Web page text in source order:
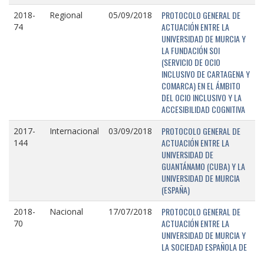
2018-
74
Regional 05/09/2018
PROTOCOLO GENERAL DE
ACTUACIÓN ENTRE LA
UNIVERSIDAD DE MURCIA Y
LA FUNDACIÓN SOI
(SERVICIO DE OCIO
INCLUSIVO DE CARTAGENA Y
COMARCA) EN EL ÁMBITO
DEL OCIO INCLUSIVO Y LA
ACCESIBILIDAD COGNITIVA
2017-
144
Internacional 03/09/2018
PROTOCOLO GENERAL DE
ACTUACIÓN ENTRE LA
UNIVERSIDAD DE
GUANTÁNAMO (CUBA) Y LA
UNIVERSIDAD DE MURCIA
(ESPAÑA)
2018-
70
Nacional 17/07/2018
PROTOCOLO GENERAL DE
ACTUACIÓN ENTRE LA
UNIVERSIDAD DE MURCIA Y
LA SOCIEDAD ESPAÑOLA DE